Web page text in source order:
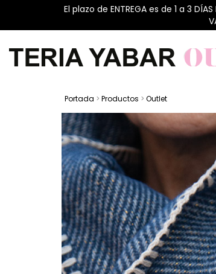
El plazo de ENTREGA es de 1 a 3
Portada > Productos > Outlet